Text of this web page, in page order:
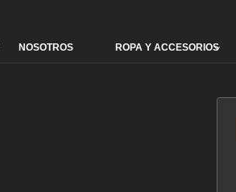
NOSOTROS ROPA Y ACCESORIOS